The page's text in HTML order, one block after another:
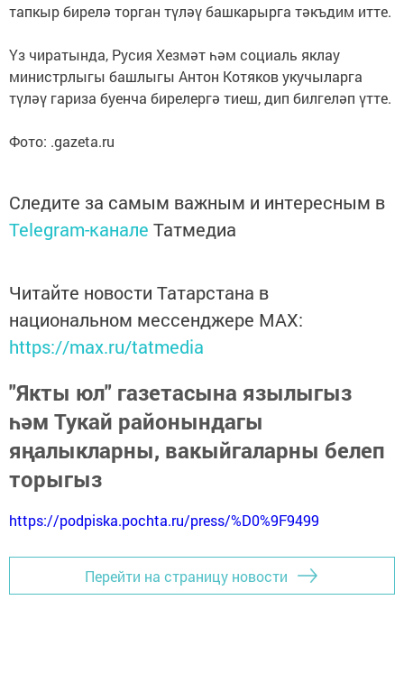
тапкыр бирелә торган түләү башкарырга тәкъдим итте.
Үз чиратында, Русия Хезмәт һәм социаль яклау
министрлыгы башлыгы Антон Котяков укучыларга
түләү гариза буенча бирелергә тиеш, дип билгеләп үтте.
Фото: .gazeta.ru
Следите за самым важным и интересным в
Telegram-канале Татмедиа
Читайте новости Татарстана в
национальном мессенджере MАХ:
https://max.ru/tatmedia
"Якты юл" газетасына язылыгыз
һәм Тукай районындагы
яңалыкларны, вакыйгаларны белеп
торыгыз
https://podpiska.pochta.ru/press/%D0%9F9499
Перейти на страницу новости